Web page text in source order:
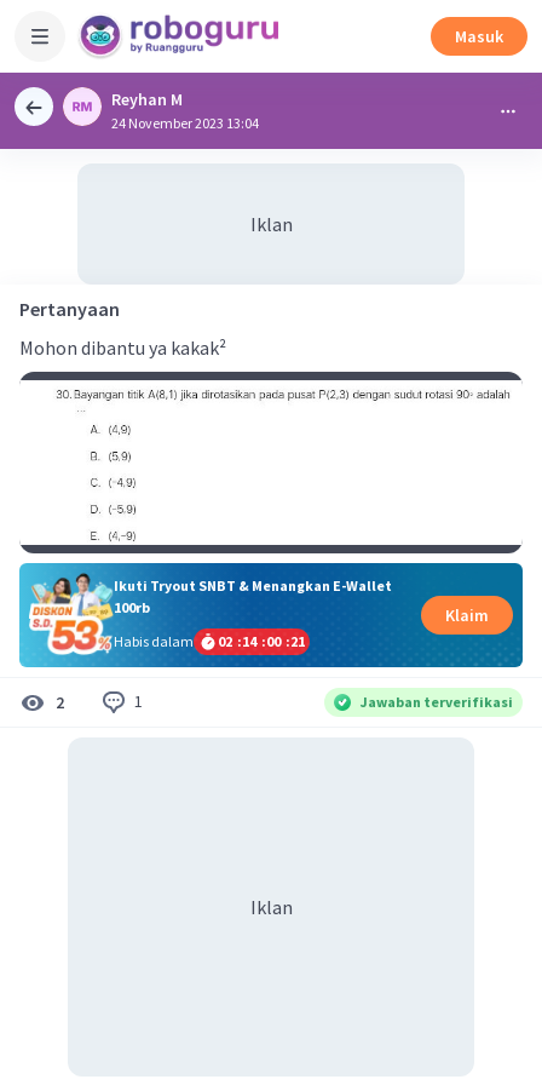
Masuk
Reyhan M
24 November 2023 13:04
Iklan
Pertanyaan
Mohon dibantu ya kakak²
Ikuti Tryout SNBT & Menangkan E-Wallet
100rb
Habis dalam
02 :14 :00 :21
Klaim
2 1 Jawaban terverifikasi
Iklan